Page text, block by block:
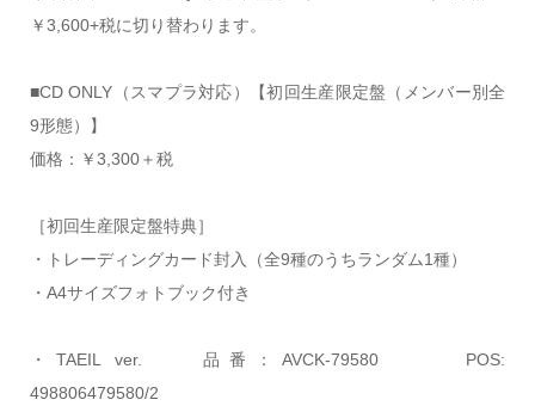
￥3,600+税に切り替わります。
■CD ONLY（スマプラ対応）【初回生産限定盤（メンバー別全
9形態）】
価格：￥3,300＋税
［初回生産限定盤特典］
・トレーディングカード封入（全9種のうちランダム1種）
・A4サイズフォトブック付き
・TAEIL ver. 品番：AVCK-79580 POS:
498806479580/2